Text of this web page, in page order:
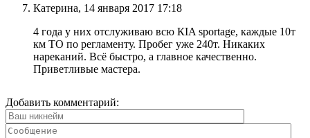
Катерина, 14 января 2017 17:18
4 года у них отслуживаю всю КIA sportage, каждые 10т
км ТО по регламенту. Пробег уже 240т. Никаких
нареканий. Всё быстро, а главное качественно.
Приветливые мастера.
Добавить комментарий: